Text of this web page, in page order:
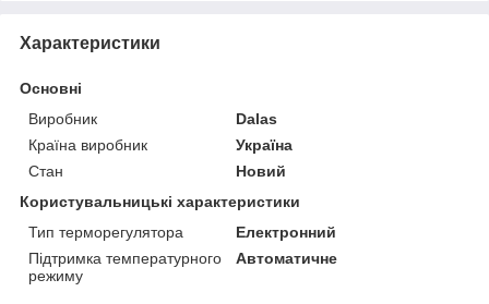
Характеристики
Основні
Виробник
Dalas
Країна виробник
Україна
Стан
Новий
Користувальницькі характеристики
Тип терморегулятора
Електронний
Підтримка температурного
режиму
Автоматичне